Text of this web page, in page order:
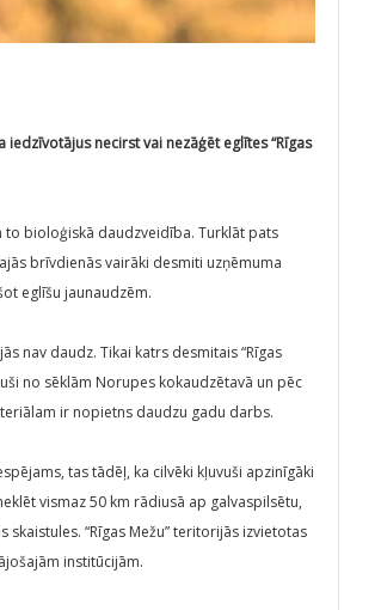
iedzīvotājus necirst vai nezāģēt eglītes“Rīgas
to bioloģiskā daudzveidība. Turklāt pats
brīvdienās vairāki desmiti uzņēmuma
eglīšu jaunaudzēm.
nav daudz. Tikai katrs desmitais “Rīgas
no sēklām Norupes kokaudzētavā un pēc
ir nopietns daudzu gadu darbs.
tas tādēļ, ka cilvēki kļuvuši apzinīgāki
vismaz 50 km rādiusā ap galvaspilsētu,
skaistules. “Rīgas Mežu” teritorijās izvietotas
institūcijām.